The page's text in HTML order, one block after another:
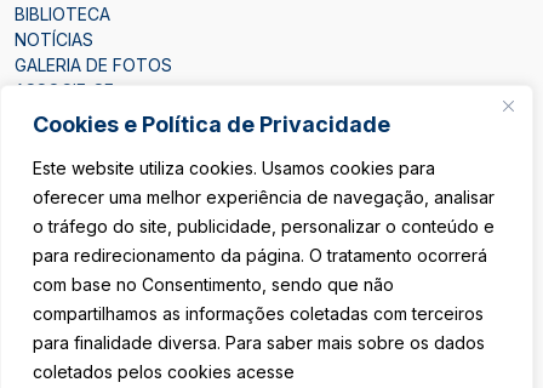
Cookies e Política de Privacidade
Este website utiliza cookies. Usamos cookies para
oferecer uma melhor experiência de navegação, analisar
o tráfego do site, publicidade, personalizar o conteúdo e
para redirecionamento da página. O tratamento ocorrerá
com base no Consentimento, sendo que não
compartilhamos as informações coletadas com terceiros
para finalidade diversa. Para saber mais sobre os dados
coletados pelos cookies acesse
BIBLIOTECA
NOTÍCIAS
GALERIA DE FOTOS
ASSOCIE-SE
CONTATO
ÁREA DO ASSOCIADO
SEJA ASSOCIADO